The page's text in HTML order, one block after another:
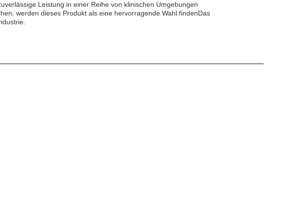
Leistung in einer Reihe von klinischen Umgebungen
werden dieses Produkt als eine hervorragende Wahl findenDas